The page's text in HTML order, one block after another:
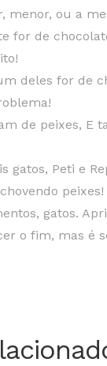
menor, ou a
for de
deles for de
de peixes, E
gatos, Peti e
peixes!
gatos.
o fim, mas é